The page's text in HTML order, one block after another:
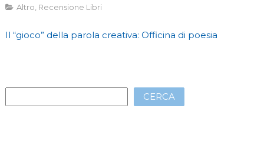
Altro, Recensione Libri
Il “gioco” della parola creativa: Officina di poesia
CERCA